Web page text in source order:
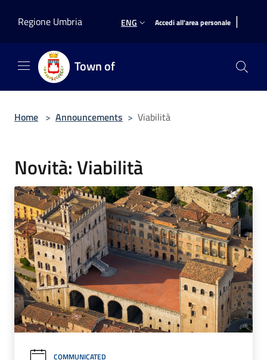
Regione Umbria
ENG Accedi all'area personale |
Town of
Home > Announcements > Viabilità
Novità: Viabilità
COMMUNICATED